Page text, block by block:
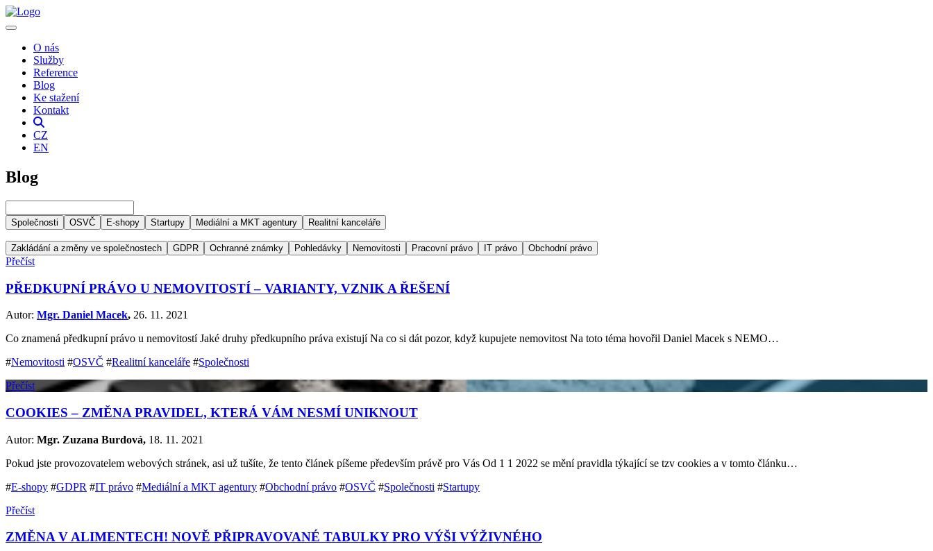
O nás
Služby
Reference
Blog
Ke stažení
Kontakt
CZ
EN
Blog
Společnosti OSVČ E-shopy Startupy Mediální a MKT agentury Realitní kanceláře
Zakládání a změny ve společnostech GDPR Ochranné známky Pohledávky Nemovitosti Pracovní právo IT právo Obchodní právo
Přečíst
PŘEDKUPNÍ PRÁVO U NEMOVITOSTÍ – VARIANTY, VZNIK A ŘEŠENÍ
Autor: Mgr. Daniel Macek, 26. 11. 2021
Co znamená předkupní právo u nemovitostí Jaké druhy předkupního práva existují Na co si dát pozor, když kupujete nemovitost Na toto téma hovořil Daniel Macek s NEMO…
#Nemovitosti #OSVČ #Realitní kanceláře #Společnosti
Přečíst
COOKIES – ZMĚNA PRAVIDEL, KTERÁ VÁM NESMÍ UNIKNOUT
Autor: Mgr. Zuzana Burdová, 18. 11. 2021
Pokud jste provozovatelem webových stránek, asi už tušíte, že tento článek píšeme především právě pro Vás Od 1 1 2022 se mění pravidla týkající se tzv cookies a v tomto článku…
#E-shopy #GDPR #IT právo #Mediální a MKT agentury #Obchodní právo #OSVČ #Společnosti #Startupy
Přečíst
ZMĚNA V ALIMENTECH! NOVĚ PŘIPRAVOVANÉ TABULKY PRO VÝŠI VÝŽIVNÉHO